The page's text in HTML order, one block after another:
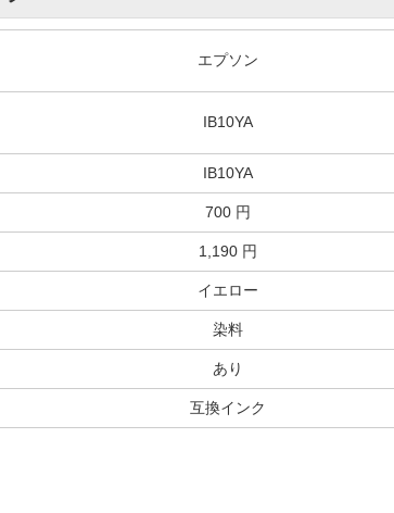
ぼ遜色なく使えてなおかつ価格が安くてよい。
【投稿日】2025年08月28日
シアン） エプソン[Epson]互換インクカートリッジ
3.0
顔料ブラック） エプソン[Epson]互換インクカートリッジ
エプソン
IB10YA
IB10YA
700 円
1,190 円